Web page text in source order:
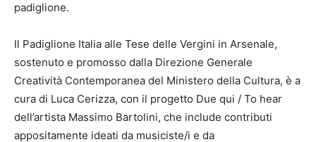
padiglione.
Il Padiglione Italia alle Tese delle Vergini in Arsenale,
sostenuto e promosso dalla Direzione Generale
Creatività Contemporanea del Ministero della Cultura, è a
cura di Luca Cerizza, con il progetto Due qui / To hear
dell’artista Massimo Bartolini, che include contributi
appositamente ideati da musiciste/i e da